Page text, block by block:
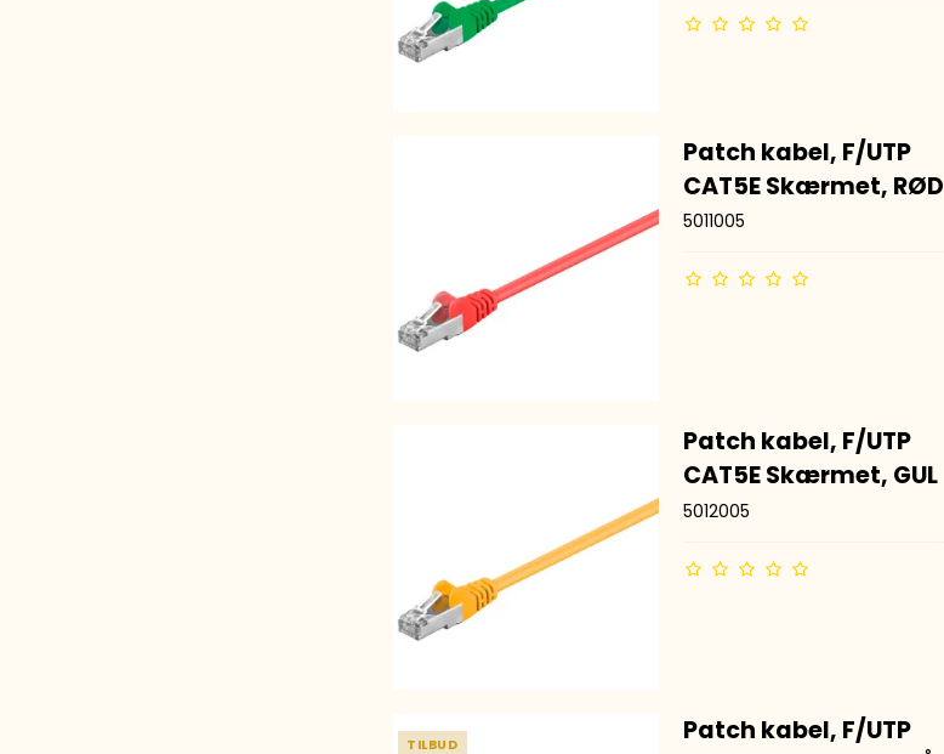
Patch kabel, F/UTP
CAT5E Skærmet, RØD
5011005
Patch kabel, F/UTP
CAT5E Skærmet, GUL
5012005
TILBUD
Patch kabel, F/UTP